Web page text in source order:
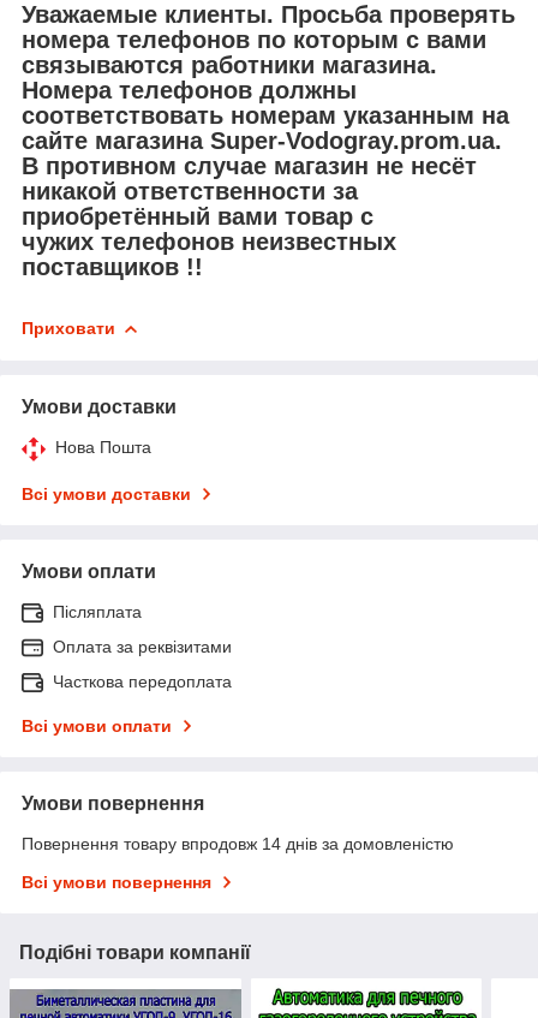
Уважаемые клиенты. Просьба проверять
номера телефонов по которым с вами
связываются работники магазина.
Номера телефонов должны
соответствовать номерам указанным на
сайте магазина Super-Vodogray.prom.ua.
В противном случае магазин не несёт
никакой ответственности за
приобретённый вами товар с
чужих телефонов неизвестных
поставщиков !!
Приховати
Умови доставки
Нова Пошта
Всі умови доставки
Умови оплати
Післяплата
Оплата за реквізитами
Часткова передоплата
Всі умови оплати
Умови повернення
Повернення товару впродовж 14 днів за домовленістю
Всі умови повернення
Подібні товари компанії